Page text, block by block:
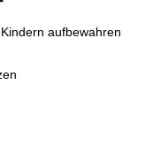
aufbewahren